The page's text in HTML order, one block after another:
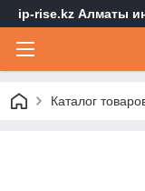
ip-rise.kz Алматы
Каталог